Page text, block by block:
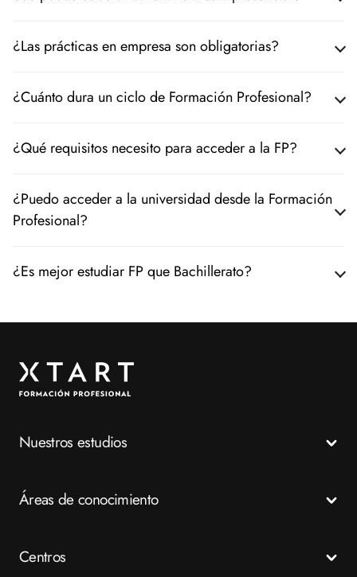
¿Las prácticas en empresa son obligatorias?
¿Cuánto dura un ciclo de Formación Profesional?
¿Qué requisitos necesito para acceder a la FP?
¿Puedo acceder a la universidad desde la Formación
Profesional?
¿Es mejor estudiar FP que Bachillerato?
Nuestros estudios
Grados Medios
Especializaciones
Áreas de conocimiento
Emergencias
Centros